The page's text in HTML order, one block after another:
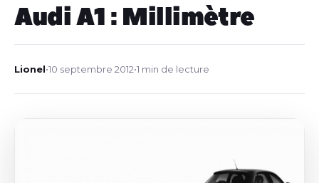
Audi A1 : Millimètre
Lionel•10 septembre 2012•1 min de lecture